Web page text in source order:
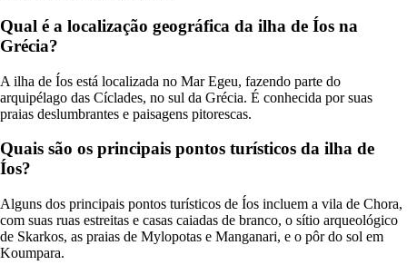
Qual é a localização geográfica da ilha de Íos na
Grécia?
A ilha de Íos está localizada no Mar Egeu, fazendo parte do
arquipélago das Cíclades, no sul da Grécia. É conhecida por suas
praias deslumbrantes e paisagens pitorescas.
Quais são os principais pontos turísticos da ilha de
Íos?
Alguns dos principais pontos turísticos de Íos incluem a vila de Chora,
com suas ruas estreitas e casas caiadas de branco, o sítio arqueológico
de Skarkos, as praias de Mylopotas e Manganari, e o pôr do sol em
Koumpara.